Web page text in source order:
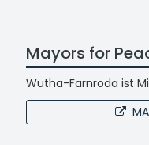
Mayors for
Wutha-Farnroda ist